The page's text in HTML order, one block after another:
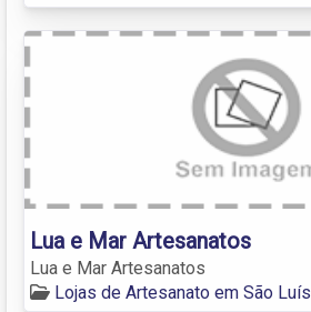
Lua e Mar Artesanatos
Lua e Mar Artesanatos
Lojas de Artesanato em São Luís